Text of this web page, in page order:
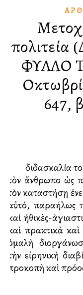
ΦΥΛΛΟ
647,
Ἡ διδασκαλία
τὸν ἄνθρωπο ὡς
τὸν καταστήσῃ
αὐτό, παραλλήλως
καὶ ἠθικὲς-
καὶ πρακτικὰ
ὁμαλὴ
τὴν εἰρηνικὴ
προκοπὴ καὶ